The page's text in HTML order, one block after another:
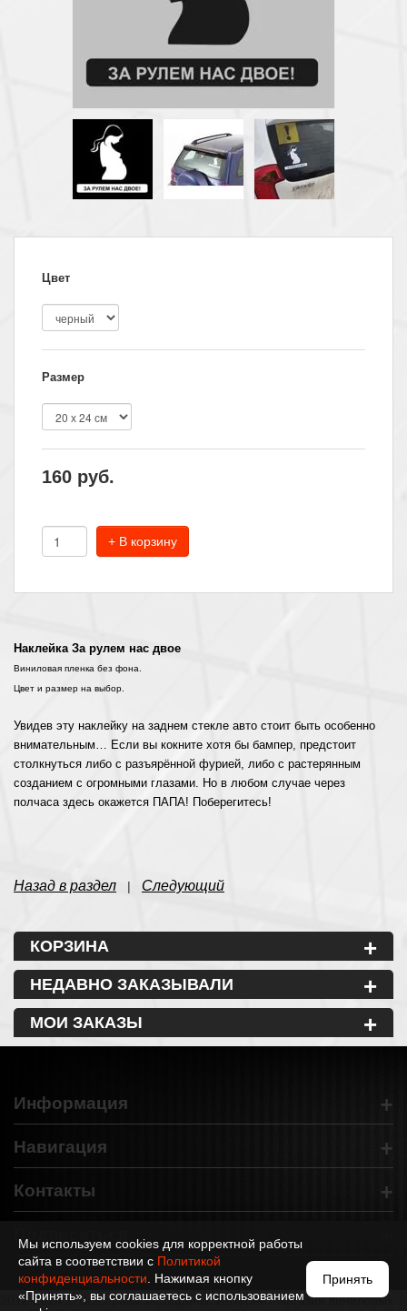
Цвет
Размер
160 руб.
+ В корзину
Наклейка За рулем нас двое
Виниловая пленка без фона.
Цвет и размер на выбор.
Увидев эту наклейку на заднем стекле авто стоит быть особенно
внимательным… Если вы кокните хотя бы бампер, предстоит
столкнуться либо с разъярённой фурией, либо с растерянным
созданием с огромными глазами. Но в любом случае через
полчаса здесь окажется ПАПА! Поберегитесь!
Назад в раздел | Следующий
КОРЗИНА +
НЕДАВНО ЗАКАЗЫВАЛИ +
МОИ ЗАКАЗЫ +
Информация +
Навигация +
Контакты +
Подписаться
2012-2024 © Все права защищены. Интернет-магазин виниловых
Мы используем cookies для корректной работы
сайта в соответствии с Политикой
конфиденциальности . Нажимая кнопку
«Принять», вы соглашаетесь с использованием
Принять